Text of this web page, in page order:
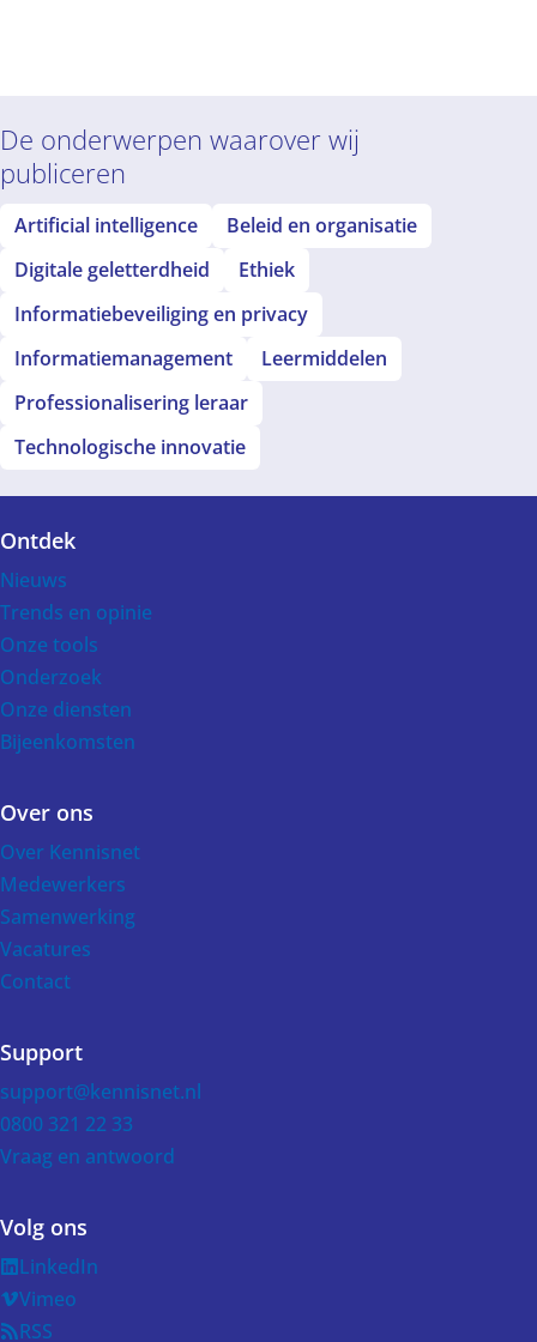
De onderwerpen waarover wij
publiceren
Artificial intelligence
Beleid en organisatie
Digitale geletterdheid
Ethiek
Informatiebeveiliging en privacy
Informatiemanagement
Leermiddelen
Professionalisering leraar
Technologische innovatie
Voet
Ontdek
Nieuws
Trends en opinie
Onze tools
Onderzoek
Onze diensten
Bijeenkomsten
Over ons
Over Kennisnet
Medewerkers
Samenwerking
Vacatures
Contact
Support
support@kennisnet.nl
0800 321 22 33
Vraag en antwoord
Volg ons
LinkedIn
Vimeo
RSS